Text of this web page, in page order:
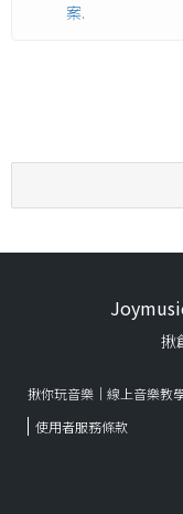
案.
揪
揪你玩音樂｜線上音樂教
使用者服務條款